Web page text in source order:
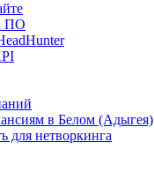
ПО
в Белом (Адыгея)
для нетворкинга